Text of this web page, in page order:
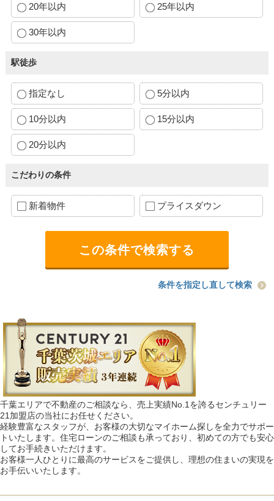
20年以内 25年以内
30年以内
駅徒歩
指定なし 5分以内
10分以内 15分以内
20分以内
こだわりの条件
新着物件 プライスダウン
条件を指定し直して検索
千葉エリアで不動産のご相談なら、売上実績No.1を誇るセンチュリー
21加盟店の当社にお任せください。
経験豊富なスタッフが、お客様の大切なマイホーム探しを全力でサポー
トいたします。住宅ローンのご相談も承っており、初めての方でも安心
してお手続きいただけます。
お客様一人ひとりに最高のサービスをご提供し、理想の住まいの実現を
お手伝いいたします。